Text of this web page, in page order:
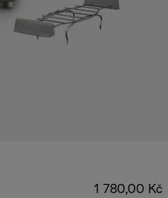
1 780,00 Kč